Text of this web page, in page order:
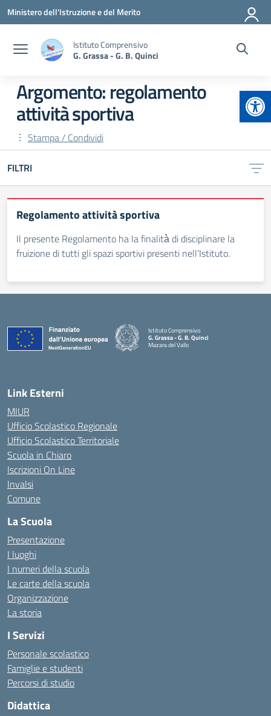
Vai ai contenuti
Vai al menu di navigazione
Vai al footer
Ministero dell'Istruzione e del Merito
Istituto Comprensivo
G. Grassa - G. B. Quinci
Argomento: regolamento
attività sportiva
Stampa / Condividi
FILTRI
Regolamento attività sportiva
Il presente Regolamento ha la finalità̀ di disciplinare la
fruizione di tutti gli spazi sportivi presenti nell’Istituto.
Istituto Comprensivo
G. Grassa - G. B. Quinci
Mazara del Vallo
Link Esterni
MIUR
Ufficio Scolastico Regionale
Ufficio Scolastico Territoriale
Scuola in Chiaro
Iscrizioni On Line
Invalsi
Comune
La Scuola
Presentazione
I luoghi
I numeri della scuola
Le carte della scuola
Organizzazione
La storia
I Servizi
Personale scolastico
Famiglie e studenti
Percorsi di studio
Didattica